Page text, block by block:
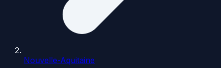
Nouvelle-Aquitaine